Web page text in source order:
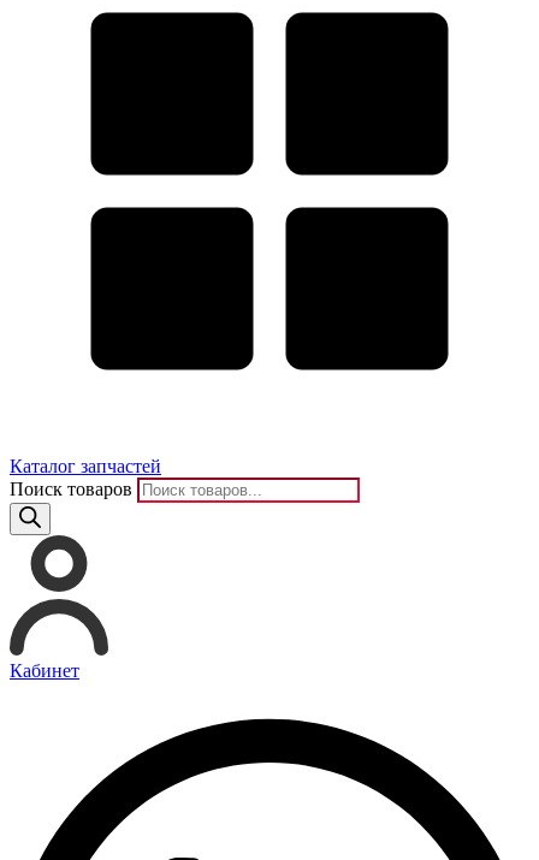
Каталог запчастей
Поиск товаров
Кабинет